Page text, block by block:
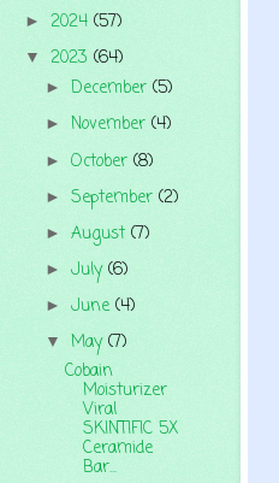
► 2024 (57)
▼ 2023 (64)
► December (5)
► November (4)
► October (8)
► September (2)
► August (7)
► July(6)
► June (4)
▼ May(7)
Cobain
Moisturizer
Viral
SKINTIFIC 5X
Ceramide
Bar...